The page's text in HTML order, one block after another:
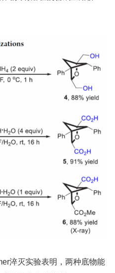
淬灭实验表明，两种底物能